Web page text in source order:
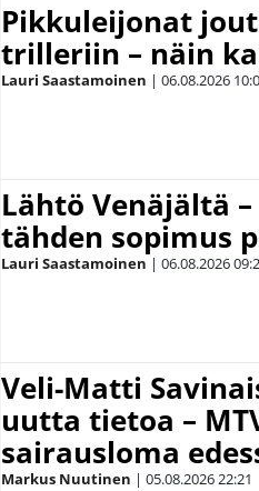
Pikkuleijonat
trilleriin – näin
Lauri Saastamoinen | 06.08.2026
Lähtö Venäjältä
tähden sopimus
Lauri Saastamoinen | 06.08.2026
Veli-Matti
uutta tietoa –
sairausloma
Markus Nuutinen | 05.08.202622:21